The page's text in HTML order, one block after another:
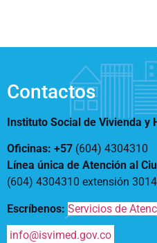
OPV-JVC
Contraste
Centro de relevo
Contactos
Instituto Social de Vivienda y
Oficinas: +57 (604) 4304310
Línea única de Atención al
(604) 4304310 extensión 3014
Escríbenos: Servicios de
info@isvimed.gov.co